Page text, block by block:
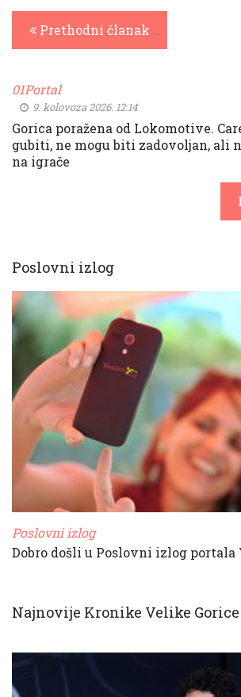
Prethodni članak
01Portal
9. kolovoza 2026. 12:14
Gorica poražena od Lokomotive.
gubiti, ne mogu biti zadovoljan, ali
na igrače
Poslovni izlog
Poslovni izlog
Dobro došli u Poslovni izlog portala
Najnovije Kronike Velike Gorice